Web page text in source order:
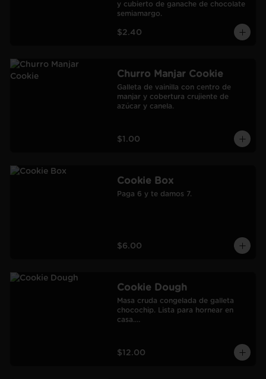
y cubierto de ganache de chocolate
semiamargo.
$2.40
Churro Manjar Cookie
Galleta de vainilla con centro de
manjar y cobertura crujiente de
azúcar y canela.
$1.00
Cookie Box
Paga 6 y te damos 7.
$6.00
Cookie Dough
Masa cruda congelada de galleta
chocochip. Lista para hornear en
casa.
60 galletas pequeñas.
$12.00